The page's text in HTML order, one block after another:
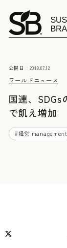
ワールドニュース
公開日： 2018.07.12
国連、SDGs
で飢え増加
#経営 management